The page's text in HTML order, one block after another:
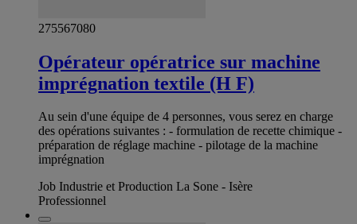
275567080
Opérateur opératrice sur machine
imprégnation textile (H F)
Au sein d'une équipe de 4 personnes, vous serez en charge
des opérations suivantes : - formulation de recette chimique -
préparation de réglage machine - pilotage de la machine
imprégnation
Job Industrie et Production La Sone - Isère
Professionnel